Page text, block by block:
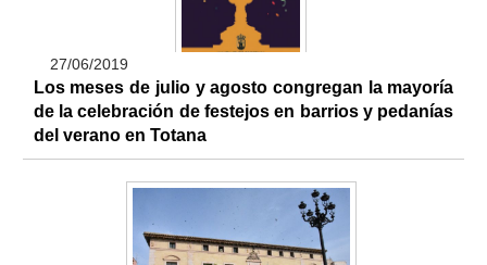
27/06/2019
Los meses de julio y agosto congregan la mayoría
de la celebración de festejos en barrios y pedanías
del verano en Totana